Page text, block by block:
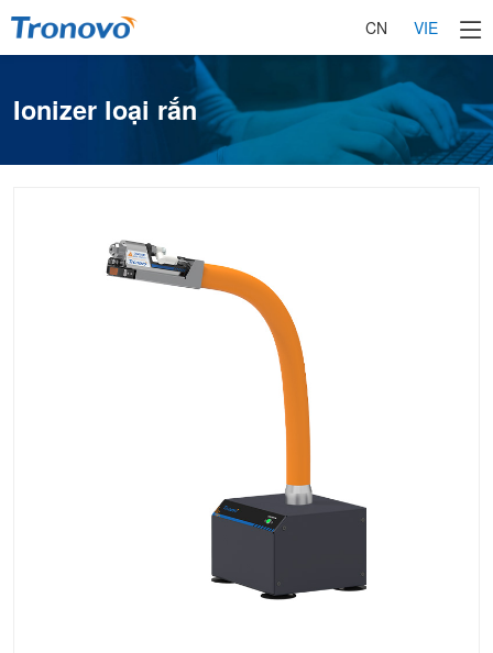
CN VIE
Ionizer loại rắn